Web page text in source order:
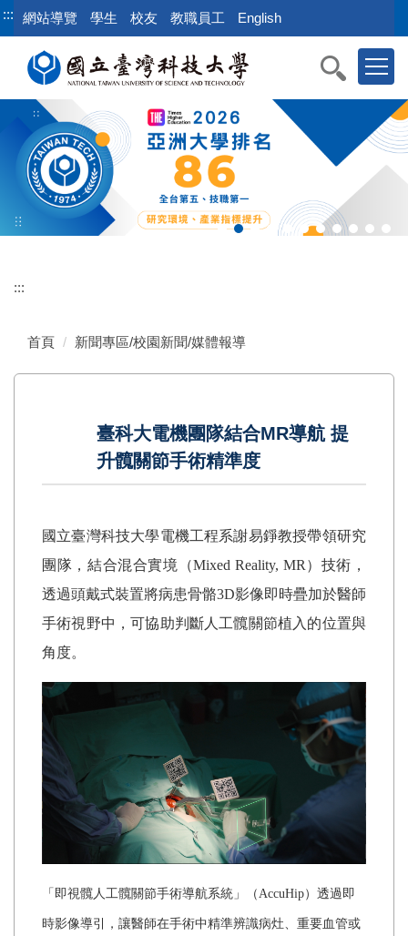
跳
到
::: 網站導覽 學生 校友 教職員工 English
:::
首頁 新聞專區/校園新聞/媒體報導
臺科大電機團隊結合MR導航 提
升髖關節手術精準度
國立臺灣科技大學電機工程系謝易錚教授帶領研究
團隊，結合混合實境（Mixed Reality, MR）技術，
透過頭戴式裝置將病患骨骼3D影像即時疊加於醫師
手術視野中，可協助判斷人工髖關節植入的位置與
角度。
「即視髖人工髖關節手術導航系統」（AccuHip）透過即
時影像導引，讓醫師在手術中精準辨識病灶、重要血管或